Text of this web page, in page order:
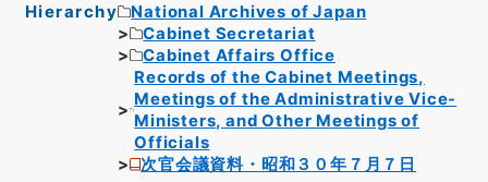
Hierarchy
National Archives of Japan
Cabinet Secretariat
Cabinet Affairs Office
Records of the Cabinet Meetings,
Meetings of the Administrative Vice-
Ministers, and Other Meetings of
Officials
次官会議資料・昭和３０年７月７日